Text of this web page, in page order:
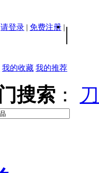
请登录 | 免费注册 | |
我的收藏 我的推荐
搜索 ：